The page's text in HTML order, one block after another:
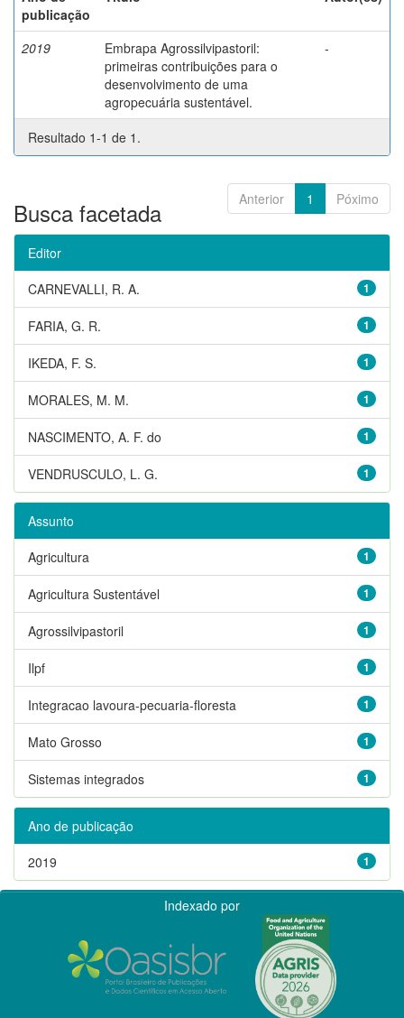
publicação
2019
Embrapa Agrossilvipastoril:
primeiras contribuições para o
desenvolvimento de uma
agropecuária sustentável.
-
Resultado 1-1 de 1.
Anterior 1 Póximo
Busca facetada
Editor
1
CARNEVALLI, R. A.
1
FARIA, G. R.
1
IKEDA, F. S.
1
MORALES, M. M.
1
NASCIMENTO, A. F. do
1
VENDRUSCULO, L. G.
Assunto
1
Agricultura
1
Agricultura Sustentável
1
Agrossilvipastoril
1
Ilpf
1
Integracao lavoura-pecuaria-floresta
1
Mato Grosso
1
Sistemas integrados
Ano de publicação
1
2019
Indexado por